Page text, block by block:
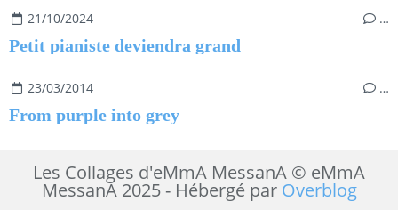
21/10/2024 …
Petit pianiste deviendra grand
23/03/2014 …
From purple into grey
Les Collages d'eMmA MessanA © eMmA
MessanA 2025 - Hébergé par Overblog